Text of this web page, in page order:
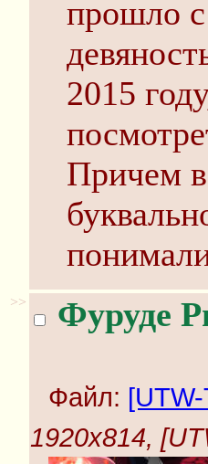
прошло
2015
Причем
>> Фуруде
Файл:
1920x814,